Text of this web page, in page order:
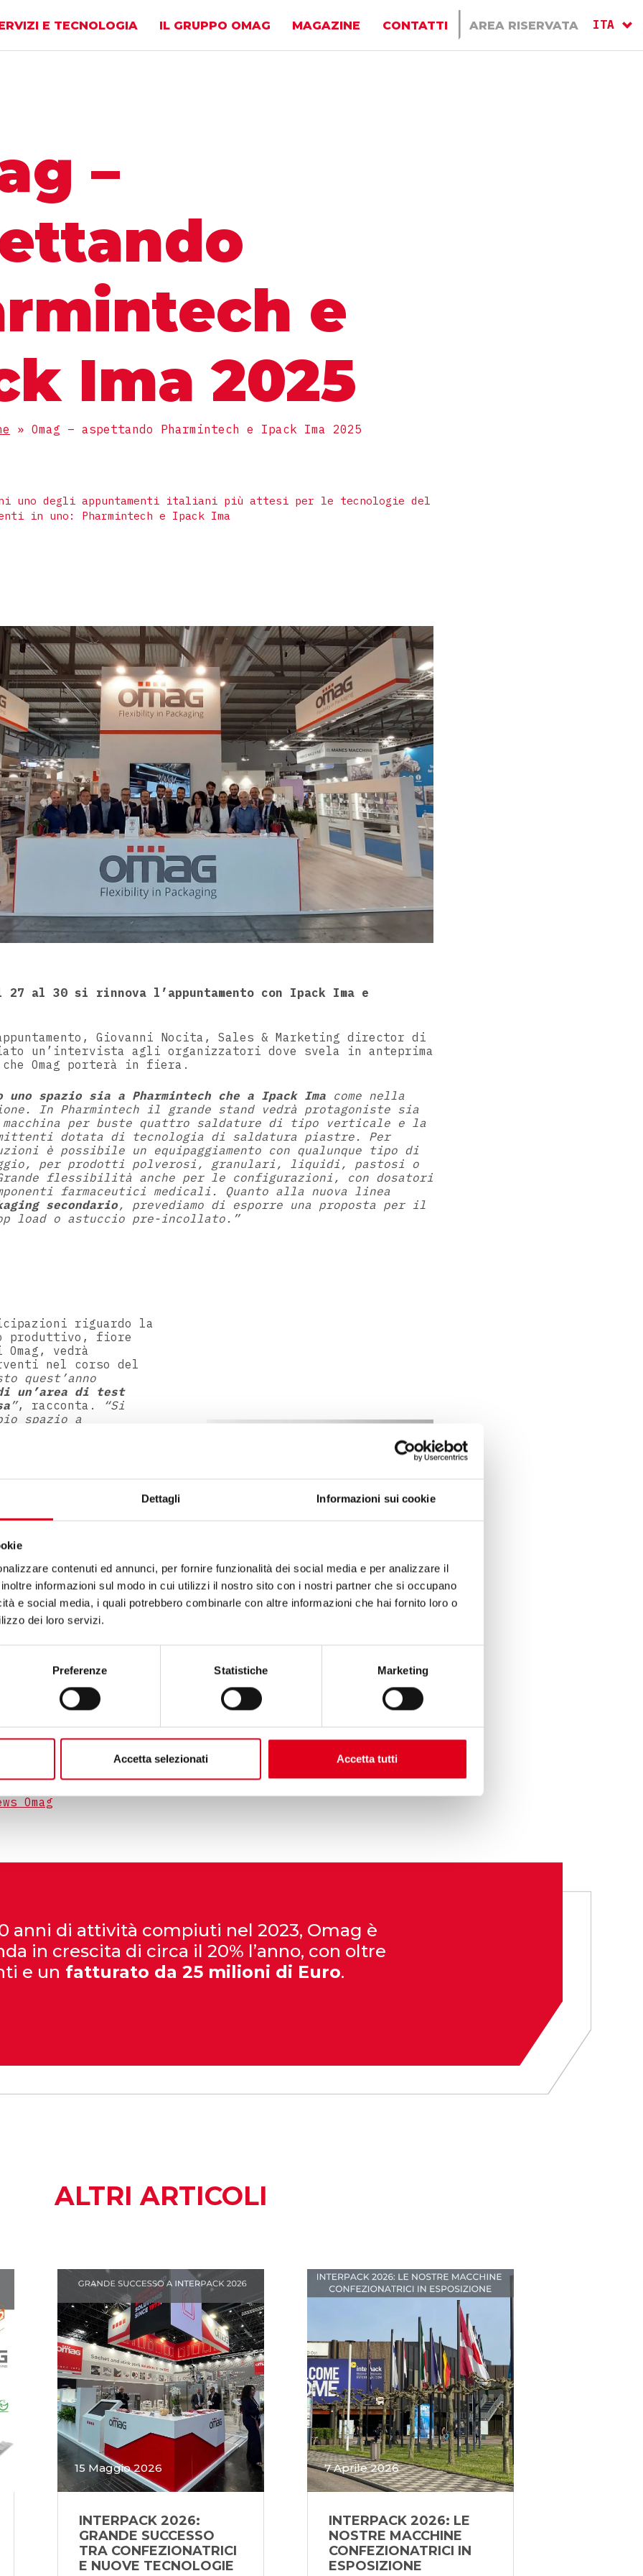
Dettagli Informazioni sui cookie
contenuti ed annunci, per fornire funzionalità dei social media e per analizzare il
informazioni sul modo in cui utilizzi il nostro sito con i nostri partner che si occupano
e social media, i quali potrebbero combinarle con altre informazioni che hai fornito loro o
dei loro servizi.
Preferenze Statistiche Marketing
Accetta selezionati Accetta tutti
E TECNOLOGIA IL GRUPPO OMAG MAGAZINE CONTATTI AREA RISERVATA
ITA
RU
–
e
Ima 2025
» Omag – aspettando Pharmintech e Ipack Ima 2025
uno degli appuntamenti italiani più attesi per le tecnologie del
in uno: Pharmintech e Ipack Ima
27 al 30 si rinnova l’appuntamento con Ipack Ima e
Giovanni Nocita, Sales & Marketing director di
un’intervista agli organizzatori dove svela in anteprima
Omag porterà in fiera.
spazio sia a Pharmintech che a Ipack Ima come nella
In Pharmintech il grande stand vedrà protagoniste sia
per buste quattro saldature di tipo verticale e la
dotata di tecnologia di saldatura piastre. Per
è possibile un equipaggiamento con qualunque tipo di
per prodotti polverosi, granulari, liquidi, pastosi o
flessibilità anche per le configurazioni, con dosatori
farmaceutici medicali. Quanto alla nuova linea
secondario, prevediamo di esporre una proposta per il
load o astuccio pre-incollato.”
riguardo la
produttivo, fiore
vedrà
nel corso del
quest’anno
un’area di test
”, racconta.
“Si
spazio a
i test e i collaudi in
a cui si aggiunge
classica da
gamma permette
quindi come
la progettazione e
complete per
cosmetico,
digitalizzazione
la soluzione
il cliente in ogni
al post-
Omag
anni di attività compiuti nel 2023, Omag è
in crescita di circa il 20% l’anno, con oltre
e un fatturato da 25 milioni di Euro.
ALTRI ARTICOLI
15 Maggio 2026
INTERPACK 2026:
GRANDE SUCCESSO
TRA CONFEZIONATRICI
E NUOVE TECNOLOGIE
7 Aprile 2026
INTERPACK 2026: LE
NOSTRE MACCHINE
CONFEZIONATRICI IN
ESPOSIZIONE